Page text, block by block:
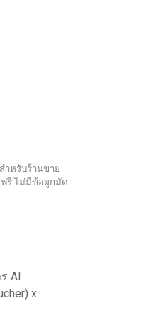
ำหรับร้านขาย
รี ไม่มีข้อผูกมัด
AI
x